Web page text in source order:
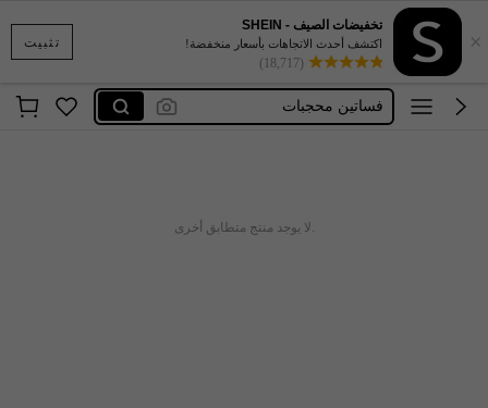
تثبيت ×
تخفيضات الصيف - SHEIN
اكتشف أحدث الاتجاهات بأسعار منخفضة!
(18,717)
ملابس سباحة للنساء5xl
فساتين محجبات
ملابس داخليه للنساء مثيره 🥵🥵
.لا يوجد منتج متطابق أخرى